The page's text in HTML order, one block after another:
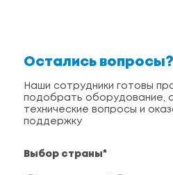
Остались вопросы?
Наши сотрудники готовы
подобрать оборудование,
технические вопросы и
поддержку
Выбор страны*